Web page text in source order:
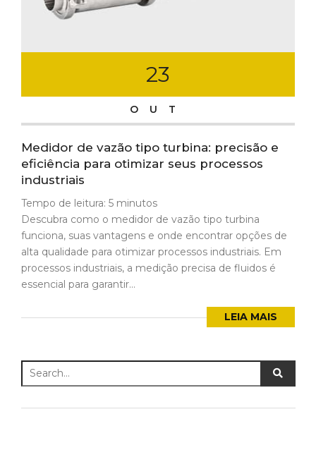
23
OUT
Medidor de vazão tipo turbina: precisão e
eficiência para otimizar seus processos
industriais
Tempo de leitura: 5 minutos
Descubra como o medidor de vazão tipo turbina
funciona, suas vantagens e onde encontrar opções de
alta qualidade para otimizar processos industriais. Em
processos industriais, a medição precisa de fluidos é
essencial para garantir...
LEIA MAIS